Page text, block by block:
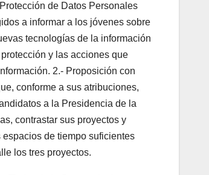
de Datos Personales
a informar a los jóvenes sobre
tecnologías de la información
y las acciones que
2.- Proposición con
conforme a sus atribuciones,
a la Presidencia de la
contrastar sus proyectos y
de tiempo suficientes
los tres proyectos.